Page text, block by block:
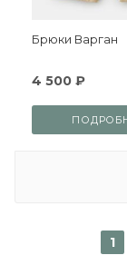
Брюки Варган
4 500 ₽
1